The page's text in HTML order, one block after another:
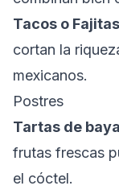
Tacos o
cortan la
mexicanos.
Postres
Tartas de
frutas frescas
el cóctel.